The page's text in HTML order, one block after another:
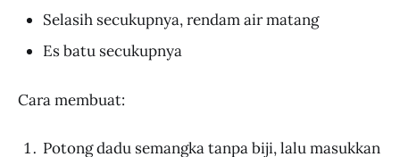
Selasih secukupnya, rendam air matang
Es batu secukupnya
Cara membuat:
Potong dadu semangka tanpa biji, lalu masukkan